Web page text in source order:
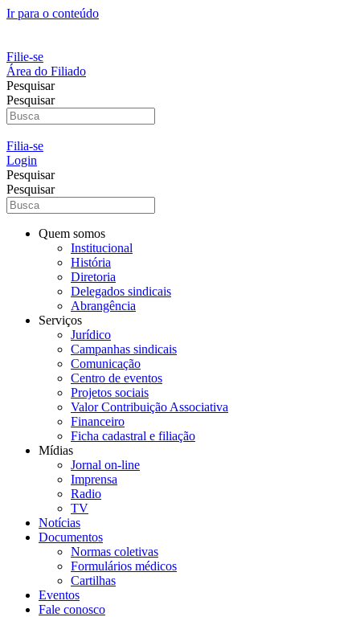
Ir para o conteúdo
Filie-se
Área do Filiado
Pesquisar
Pesquisar
Filia-se
Login
Pesquisar
Pesquisar
Quem somos
Institucional
História
Diretoria
Delegados sindicais
Abrangência
Serviços
Jurídico
Campanhas sindicais
Comunicação
Centro de eventos
Projetos sociais
Valor Contribuição Associativa
Financeiro
Ficha cadastral e filiação
Mídias
Jornal on-line
Imprensa
Radio
TV
Notícias
Documentos
Normas coletivas
Formulários médicos
Cartilhas
Eventos
Fale conosco